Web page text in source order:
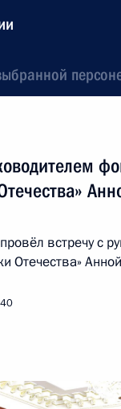
встречу с
Отечества»